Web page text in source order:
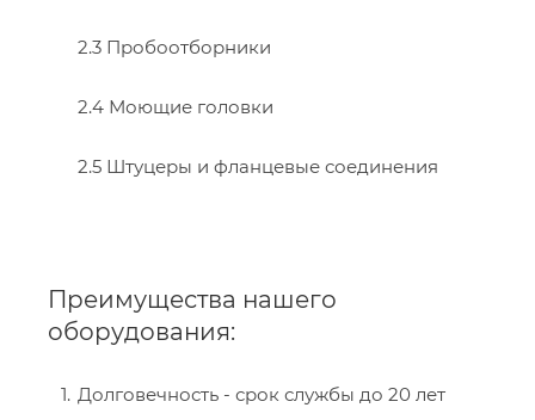
2.3 Пробоотборники
2.4 Моющие головки
2.5 Штуцеры и фланцевые соединения
Преимущества нашего
оборудования:
Долговечность - срок службы до 20 лет